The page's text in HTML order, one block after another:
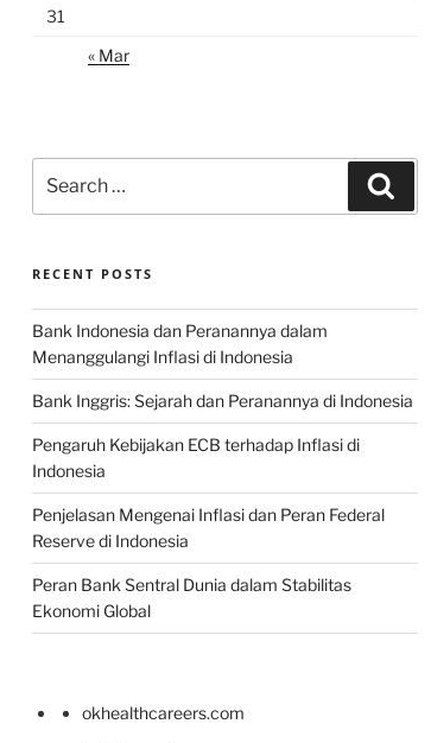
31
« Mar
for:
RECENT POSTS
Bank Indonesia dan Peranannya dalam
Menanggulangi Inflasi di Indonesia
Bank Inggris: Sejarah dan Peranannya di Indonesia
Pengaruh Kebijakan ECB terhadap Inflasi di
Indonesia
Penjelasan Mengenai Inflasi dan Peran Federal
Reserve di Indonesia
Peran Bank Sentral Dunia dalam Stabilitas
Ekonomi Global
okhealthcareers.com